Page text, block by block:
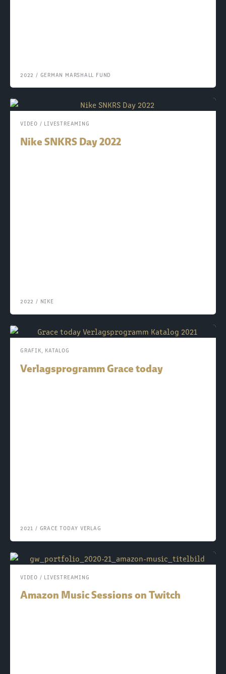
2022 / GERMAN MARSHALL FUND
VIDEO / LIVESTREAMING
Nike SNKRS Day 2022
2022 / NIKE
GRAFIK, KATALOG
Verlagsprogramm Grace today
2021 / GRACE TODAY VERLAG
VIDEO / LIVESTREAMING
Amazon Music Sessions on Twitch